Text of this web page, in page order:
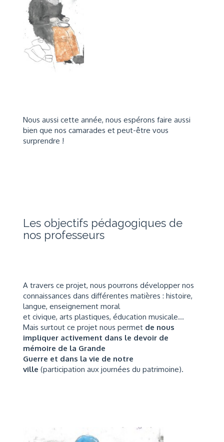
Nous aussi cette année, nous espérons faire aussi
bien que nos camarades et peut-être vous
surprendre !
Les objectifs pédagogiques de
nos professeurs
A travers ce projet, nous pourrons développer nos
connaissances dans différentes matières : histoire,
langue, enseignement moral
et civique, arts plastiques, éducation musicale...
Mais surtout ce projet nous permet de nous
impliquer activement dans le devoir de
mémoire de la Grande
Guerre et dans la vie de notre
ville (participation aux journées du patrimoine).